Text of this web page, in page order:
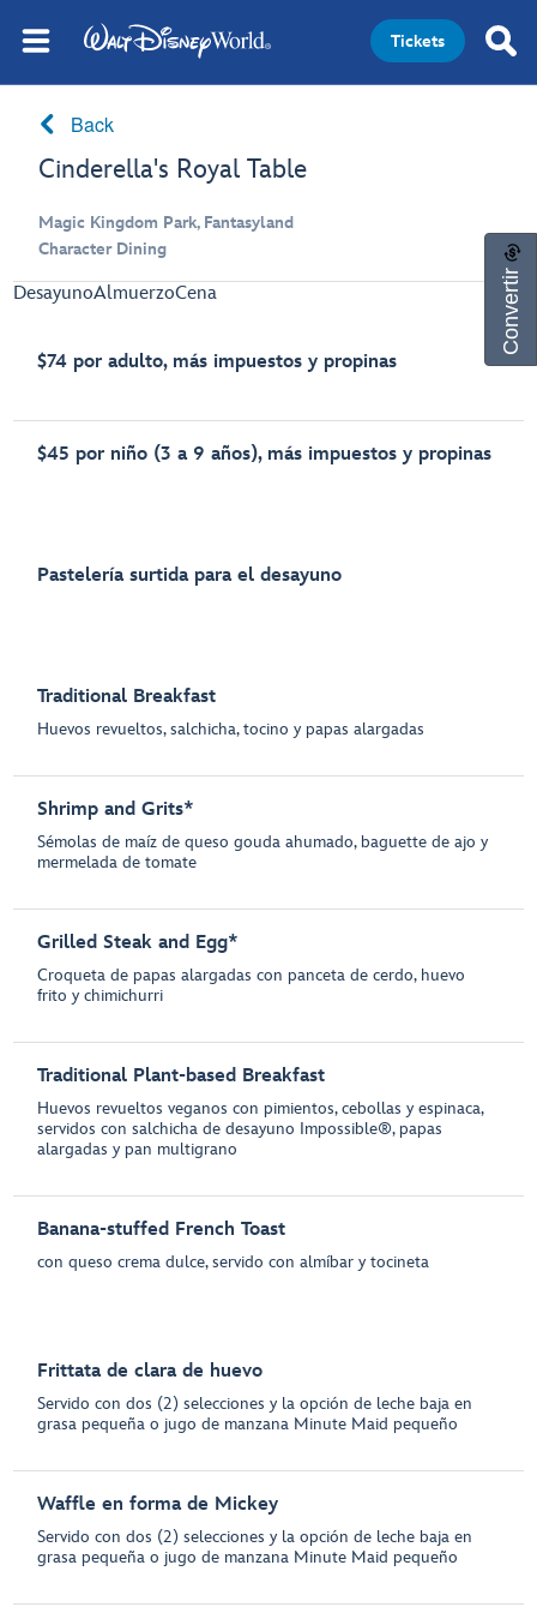
Tickets
Back
Cinderella's Royal Table
Magic Kingdom Park, Fantasyland
Character Dining
DesayunoAlmuerzoCena
$74 por adulto, más impuestos y propinas
$45 por niño (3 a 9 años), más impuestos y propinas
Pastelería surtida para el desayuno
Traditional Breakfast
Huevos revueltos, salchicha, tocino y papas alargadas
Shrimp and Grits*
Sémolas de maíz de queso gouda ahumado, baguette de ajo y
mermelada de tomate
Grilled Steak and Egg*
Croqueta de papas alargadas con panceta de cerdo, huevo
frito y chimichurri
Traditional Plant-based Breakfast
Huevos revueltos veganos con pimientos, cebollas y espinaca,
servidos con salchicha de desayuno Impossible®, papas
alargadas y pan multigrano
Banana-stuffed French Toast
con queso crema dulce, servido con almíbar y tocineta
Frittata de clara de huevo
Servido con dos (2) selecciones y la opción de leche baja en
grasa pequeña o jugo de manzana Minute Maid pequeño
Waffle en forma de Mickey
Servido con dos (2) selecciones y la opción de leche baja en
grasa pequeña o jugo de manzana Minute Maid pequeño
Convertir